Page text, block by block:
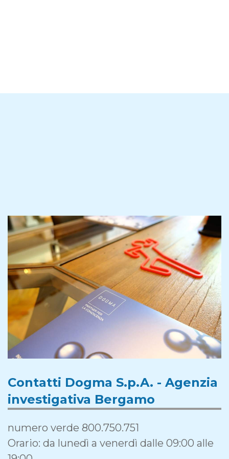
Contatti Dogma S.p.A. - Agenzia
investigativa Bergamo
numero verde 800.750.751
Orario: da lunedì a venerdì dalle 09:00 alle